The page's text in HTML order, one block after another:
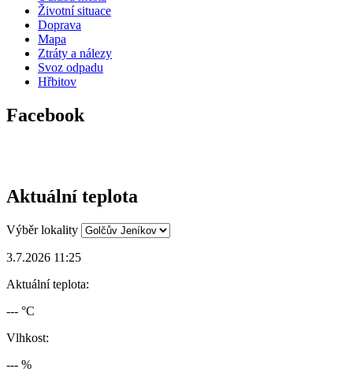
Životní situace
Doprava
Mapa
Ztráty a nálezy
Svoz odpadu
Hřbitov
Facebook
Aktuální teplota
Výběr lokality
3.7.2026 11:25
Aktuální teplota:
--- °C
Vlhkost:
--- %